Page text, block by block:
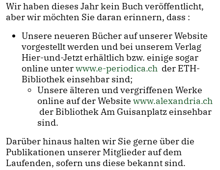
Wir haben dieses Jahr kein Buch veröffentlicht,
aber wir möchten Sie daran erinnern, dass :
Unsere neueren Bücher auf unserer Website
vorgestellt werden und bei unserem Verlag
Hier-und-Jetzt erhältlich bzw. einige sogar
online unterwww.e-periodica.ch der ETH-
Bibliothek einsehbar sind;
Unsere älteren und vergriffenen Werke
online auf der Website www.alexandria.ch
der Bibliothek Am Guisanplatz einsehbar
sind.
Darüber hinaus halten wir Sie gerne über die
Publikationen unserer Mitglieder auf dem
Laufenden, sofern uns diese bekannt sind.